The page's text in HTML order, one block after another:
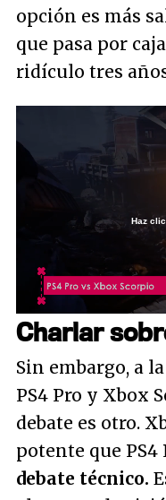
opción es más
que pasa por
ridículo tres
Haz
Charlar
Sin embargo, a
PS4 Pro y Xbox
debate es otro.
potente que PS4
debate técnico.